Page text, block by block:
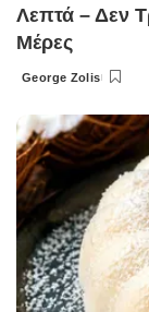
Λεπτά – Δεν
Μέρες
Posted
George Zolis